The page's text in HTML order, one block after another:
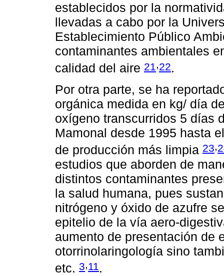
establecidos por la
llevadas a cabo por la
Establecimiento Público
contaminantes ambientales
calidad del aire 21 ,22.
Por otra parte, se ha
orgánica medida en kg/ día
oxígeno transcurridos 5 días
Mamonal desde 1995 hasta
de producción más limpia 23,
estudios que aborden de
distintos contaminantes
la salud humana, pues
nitrógeno y óxido de azufre
epitelio de la vía aero-
aumento de presentación de
otorrinolaringología sino
etc. 3,11.